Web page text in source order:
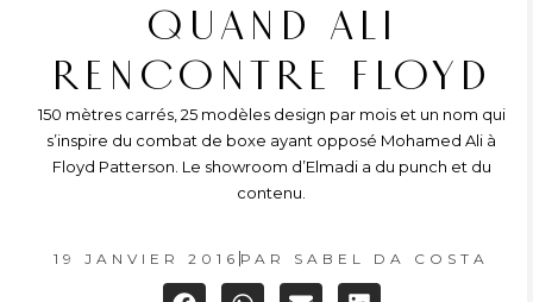
QUAND ALI
RENCONTRE FLOYD
150 mètres carrés, 25 modèles design par mois et un nom qui
s’inspire du combat de boxe ayant opposé Mohamed Ali à
Floyd Patterson. Le showroom d’Elmadi a du punch et du
contenu.
19 JANVIER 2016 PAR SABEL DA COSTA